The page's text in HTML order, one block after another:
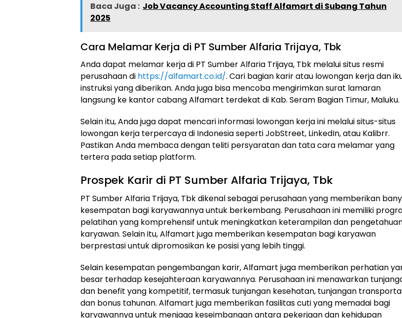
Baca Juga : Job Vacancy Accounting Staff Alfamart di Subang Tahun
2025
Cara Melamar Kerja di PT Sumber Alfaria Trijaya, Tbk
Anda dapat melamar kerja di PT Sumber Alfaria Trijaya, Tbk melalui situs resmi
perusahaan di https://alfamart.co.id/. Cari bagian karir atau lowongan kerja dan
instruksi yang diberikan. Anda juga bisa mencoba mengirimkan surat lamaran
langsung ke kantor cabang Alfamart terdekat di Kab. Seram Bagian Timur, Maluku.
Selain itu, Anda juga dapat mencari informasi lowongan kerja ini melalui situs-situs
lowongan kerja terpercaya di Indonesia seperti JobStreet, LinkedIn, atau Kalibrr.
Pastikan Anda membaca dengan teliti persyaratan dan tata cara melamar yang
tertera pada setiap platform.
Prospek Karir di PT Sumber Alfaria Trijaya, Tbk
PT Sumber Alfaria Trijaya, Tbk dikenal sebagai perusahaan yang memberikan
kesempatan bagi karyawannya untuk berkembang. Perusahaan ini memiliki
pelatihan yang komprehensif untuk meningkatkan keterampilan dan
karyawan. Selain itu, Alfamart juga memberikan kesempatan bagi karyawan
berprestasi untuk dipromosikan ke posisi yang lebih tinggi.
Selain kesempatan pengembangan karir, Alfamart juga memberikan perhatian
besar terhadap kesejahteraan karyawannya. Perusahaan ini menawarkan
dan benefit yang kompetitif, termasuk tunjangan kesehatan, tunjangan
dan bonus tahunan. Alfamart juga memberikan fasilitas cuti yang memadai bagi
karyawannya untuk menjaga keseimbangan antara pekerjaan dan kehidupan